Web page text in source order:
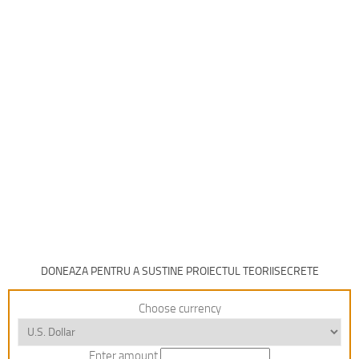
DONEAZA PENTRU A SUSTINE PROIECTUL TEORIISECRETE
Choose currency
Enter amount